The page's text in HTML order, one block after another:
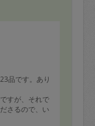
品です。あり
すが、それで
さるので、い